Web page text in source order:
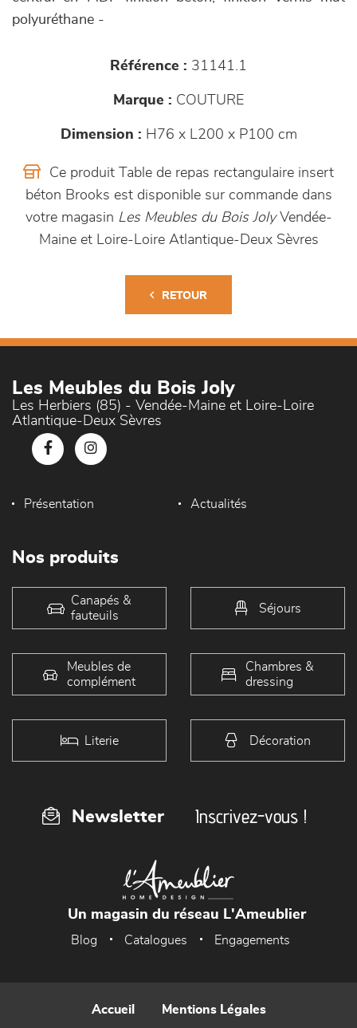
polyuréthane -
Référence : 31141.1
Marque : COUTURE
Dimension : H76 x L200 x P100 cm
Ce produit Table de repas rectangulaire insert
béton Brooks est disponible sur commande dans
votre magasin Les Meubles du Bois JolyVendée-
Maine et Loire-Loire Atlantique-Deux Sèvres
RETOUR
Les Meubles du Bois Joly
Les Herbiers (85) - Vendée-Maine et Loire-Loire
Atlantique-Deux Sèvres
Présentation Actualités
Nos produits
Canapés &
fauteuils
Séjours
Meubles de
complément
Chambres &
dressing
Literie Décoration
Newsletter Inscrivez-vous !
Un magasin du réseau L'Ameublier
Blog Catalogues Engagements
Accueil Mentions Légales